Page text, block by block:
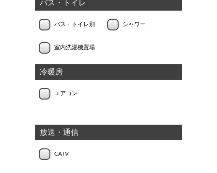
バス・トイレ
バス・トイレ別 シャワー
室内洗濯機置場
冷暖房
エアコン
放送・通信
CATV